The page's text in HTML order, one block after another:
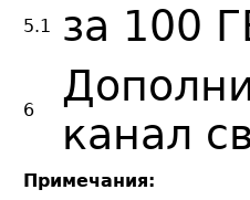
5.1 за 100
6
канал
Примечания: